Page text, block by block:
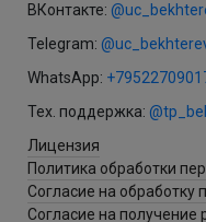
ВКонтакте:
Telegram:
WhatsApp:
Тех. поддержка:
Лицензия
Политика обработки
Согласие на обработку
Согласие на получение